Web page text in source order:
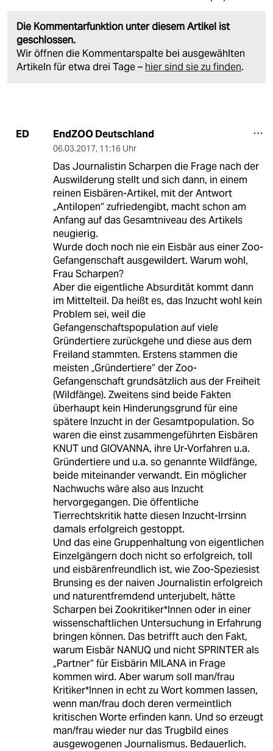
Die Kommentarfunktion unter diesem Artikel ist
geschlossen.
Wir öffnen die Kommentarspalte bei ausgewählten
Artikeln für etwa drei Tage – hier sind sie zu finden.
ED EndZOO Deutschland
06.03.2017, 11:16 Uhr
Das Journalistin Scharpen die Frage nach der
Auswilderung stellt und sich dann, in einem
reinen Eisbären-Artikel, mit der Antwort
„Antilopen“ zufriedengibt, macht schon am
Anfang auf das Gesamtniveau des Artikels
neugierig.
Wurde doch noch nie ein Eisbär aus einer Zoo-
Gefangenschaft ausgewildert. Warum wohl,
Frau Scharpen?
Aber die eigentliche Absurdität kommt dann
im Mittelteil. Da heißt es, das Inzucht wohl kein
Problem sei, weil die
Gefangenschaftspopulation auf viele
Gründertiere zurückgehe und diese aus dem
Freiland stammten. Erstens stammen die
meisten „Gründertiere“ der Zoo-
Gefangenschaft grundsätzlich aus der Freiheit
(Wildfänge). Zweitens sind beide Fakten
überhaupt kein Hinderungsgrund für eine
spätere Inzucht in der Gesamtpopulation. So
waren die einst zusammengeführten Eisbären
KNUT und GIOVANNA, ihre Ur-Vorfahren u.a.
Gründertiere und u.a. so genannte Wildfänge,
beide miteinander verwandt. Ein möglicher
Nachwuchs wäre also aus Inzucht
hervorgegangen. Die öffentliche
Tierrechtskritik hatte diesen Inzucht-Irrsinn
damals erfolgreich gestoppt.
Und das eine Gruppenhaltung von eigentlichen
Einzelgängern doch nicht so erfolgreich, toll
und eisbärenfreundlich ist, wie Zoo-Speziesist
Brunsing es der naiven Journalistin erfolgreich
und naturentfremdend unterjubelt, hätte
Scharpen bei Zookritiker*Innen oder in einer
wissenschaftlichen Untersuchung in Erfahrung
bringen können. Das betrifft auch den Fakt,
warum Eisbär NANUQ und nicht SPRINTER als
„Partner“ für Eisbärin MILANA in Frage
kommen wird. Aber warum soll man/frau
Kritiker*Innen in echt zu Wort kommen lassen,
wenn man/frau doch deren vermeintlich
kritischen Worte erfinden kann. Und so erzeugt
man/frau wieder nur das Trugbild eines
ausgewogenen Journalismus. Bedauerlich.